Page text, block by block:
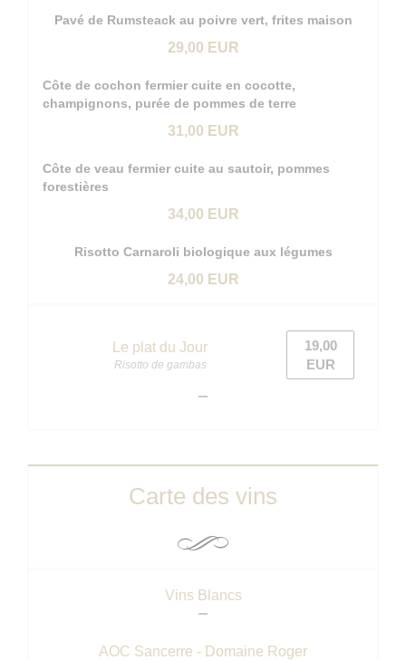
Pavé de Rumsteack au poivre vert, frites maison
29,00 EUR
Côte de cochon fermier cuite en cocotte,
champignons, purée de pommes de terre
31,00 EUR
Côte de veau fermier cuite au sautoir, pommes
forestières
34,00 EUR
Risotto Carnaroli biologique aux légumes
24,00 EUR
Le plat du Jour
Risotto de gambas
19,00
EUR
Carte des vins
Vins Blancs
AOC Sancerre - Domaine Roger